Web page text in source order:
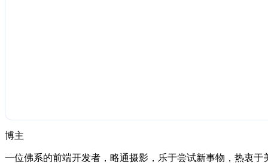
博主
一位佛系的前端开发者，略通摄影，乐于尝试新事物，热衷于